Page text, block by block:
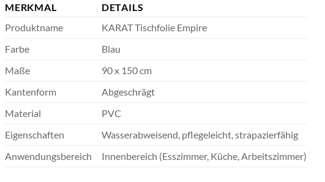
MERKMAL
DETAILS
Produktname
KARAT Tischfolie Empire
Farbe
Blau
Maße
90 x 150 cm
Kantenform
Abgeschrägt
Material
PVC
Eigenschaften
Wasserabweisend, pflegeleicht, strapazierfähig
Anwendungsbereich
Innenbereich (Esszimmer, Küche, Arbeitszimmer)